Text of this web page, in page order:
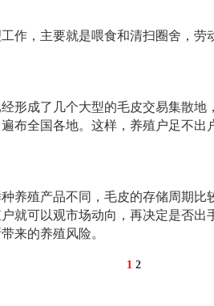
作，主要就是喂食和清扫圈舍，劳
形成了几个大型的毛皮交易集散地
布全国各地。这样，养殖户足不出
养殖产品不同，毛皮的存储周期比
就可以观市场动向，再决定是否出
来的养殖风险。
1 2